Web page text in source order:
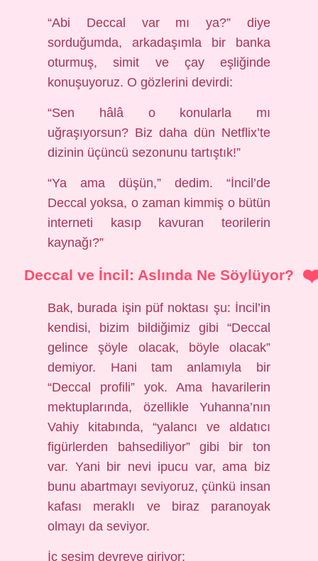
“Abi Deccal var mı ya?” diye
sorduğumda, arkadaşımla bir banka
oturmuş, simit ve çay eşliğinde
konuşuyoruz. O gözlerini devirdi:
“Sen hâlâ o konularla mı
uğraşıyorsun? Biz daha dün Netflix’te
dizinin üçüncü sezonunu tartıştık!”
“Ya ama düşün,” dedim. “İncil’de
Deccal yoksa, o zaman kimmiş o bütün
interneti kasıp kavuran teorilerin
kaynağı?”
Deccal ve İncil: Aslında Ne Söylüyor?
Bak, burada işin püf noktası şu: İncil’in
kendisi, bizim bildiğimiz gibi “Deccal
gelince şöyle olacak, böyle olacak”
demiyor. Hani tam anlamıyla bir
“Deccal profili” yok. Ama havarilerin
mektuplarında, özellikle Yuhanna’nın
Vahiy kitabında, “yalancı ve aldatıcı
figürlerden bahsediliyor” gibi bir ton
var. Yani bir nevi ipucu var, ama biz
bunu abartmayı seviyoruz, çünkü insan
kafası meraklı ve biraz paranoyak
olmayı da seviyor.
İç sesim devreye giriyor: